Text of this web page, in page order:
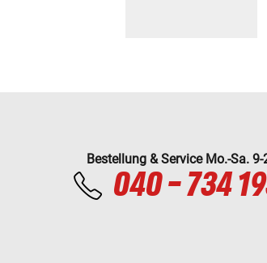
Bestellung & Service Mo.-Sa. 9-
040 - 734